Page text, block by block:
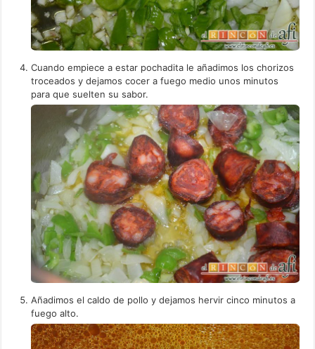
Cuando empiece a estar pochadita le añadimos los chorizos
troceados y dejamos cocer a fuego medio unos minutos
para que suelten su sabor.
Añadimos el caldo de pollo y dejamos hervir cinco minutos a
fuego alto.